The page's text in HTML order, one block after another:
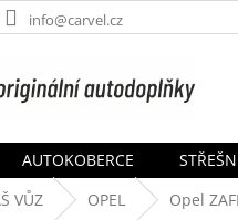
info@carvel.cz
AUTOKOBERCE
VŮZ OPEL Opel